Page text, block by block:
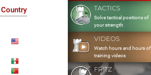
Country TACTICS
Solve tactical positions of
your strength
VIDEOS
Watch hours and hours of
training videos
FRITZ